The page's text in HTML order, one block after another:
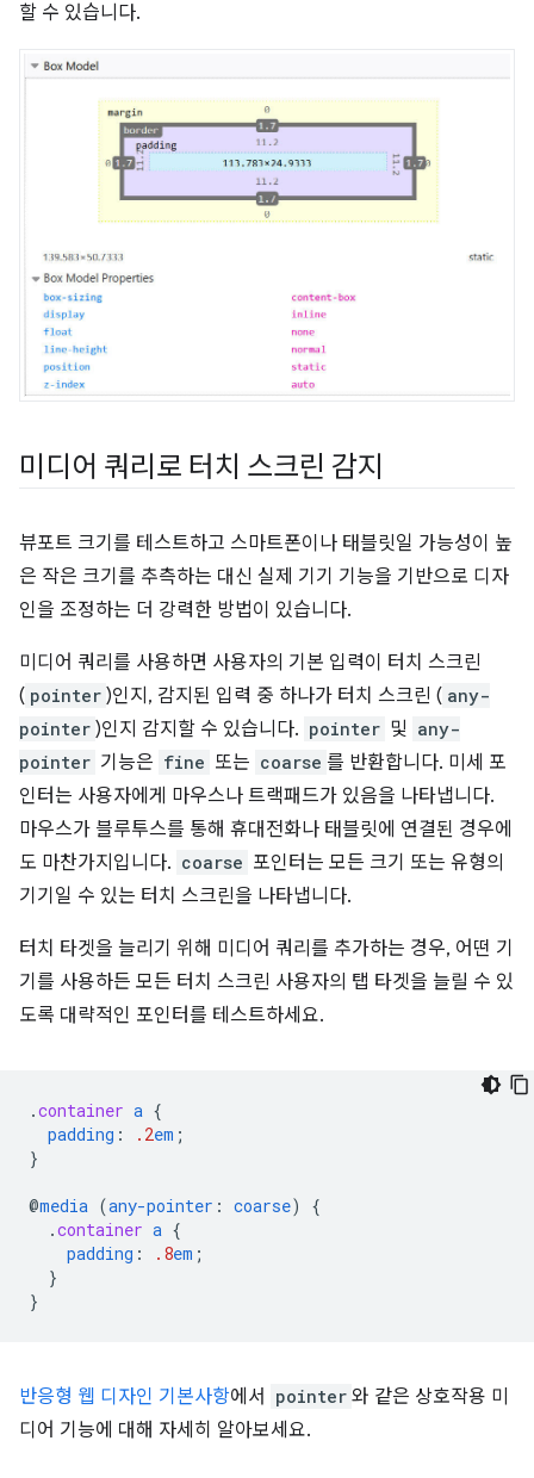
할 수 있습니다.
미디어 쿼리로 터치 스크린 감지
뷰포트 크기를 테스트하고 스마트폰이나 태블릿일 가능성이 높
은 작은 크기를 추측하는 대신 실제 기기 기능을 기반으로 디자
인을 조정하는 더 강력한 방법이 있습니다.
미디어 쿼리를 사용하면 사용자의 기본 입력이 터치 스크린
( pointer )인지, 감지된 입력 중 하나가 터치 스크린 ( any-
pointer )인지 감지할 수 있습니다. pointer 및 any-
pointer 기능은 fine 또는 coarse 를 반환합니다. 미세 포
인터는 사용자에게 마우스나 트랙패드가 있음을 나타냅니다.
마우스가 블루투스를 통해 휴대전화나 태블릿에 연결된 경우에
도 마찬가지입니다. coarse 포인터는 모든 크기 또는 유형의
기기일 수 있는 터치 스크린을 나타냅니다.
터치 타겟을 늘리기 위해 미디어 쿼리를 추가하는 경우, 어떤 기
기를 사용하든 모든 터치 스크린 사용자의 탭 타겟을 늘릴 수 있
도록 대략적인 포인터를 테스트하세요.
.container a {
padding : .2em ;
}
@media (any-pointer : coarse)
{
.container a {
padding : .8em ;
}
}
반응형 웹 디자인 기본사항에서 pointer 와 같은 상호작용 미
디어 기능에 대해 자세히 알아보세요.